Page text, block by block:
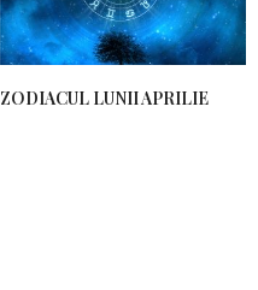
ZODIACUL LUNII APRILIE